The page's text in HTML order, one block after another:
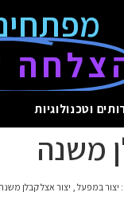
וטכנולוגיות
משנה
יצור במפעל , יצור אצל קבלן